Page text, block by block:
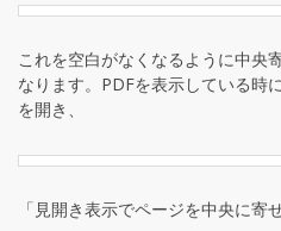
これを空白がなくなるように中央
なります。PDFを表示している時
を開き、
「見開き表示でページを中央に寄